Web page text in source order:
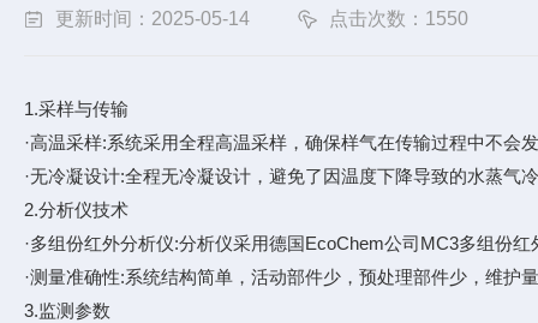
更新时间：2025-05-14 点击次数：1550
1.采样与传输
·高温采样:系统采用全程高温采样，确保样气在传输过程中不
·无冷凝设计:全程无冷凝设计，避免了因温度下降导致的水蒸气
2.分析仪技术
·多组份红外分析仪:分析仪采用德国EcoChem公司MC3多组份
·测量准确性:系统结构简单，活动部件少，预处理部件少，维护
3.监测参数